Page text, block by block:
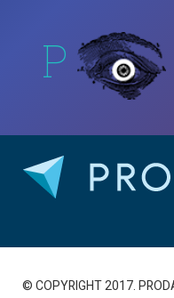
P
© COPYRIGHT 2017.